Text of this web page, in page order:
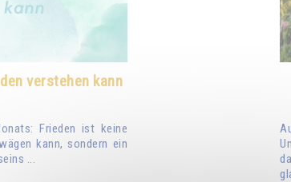
verstehen kann
Frieden ist keine
kann, sondern ein
...